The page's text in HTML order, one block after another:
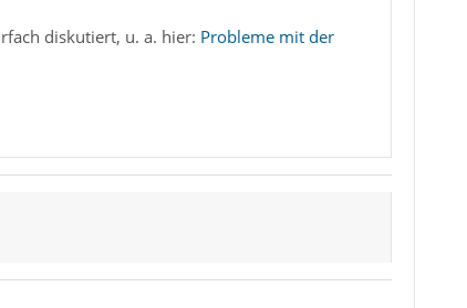
diskutiert, u. a. hier: Probleme mit der